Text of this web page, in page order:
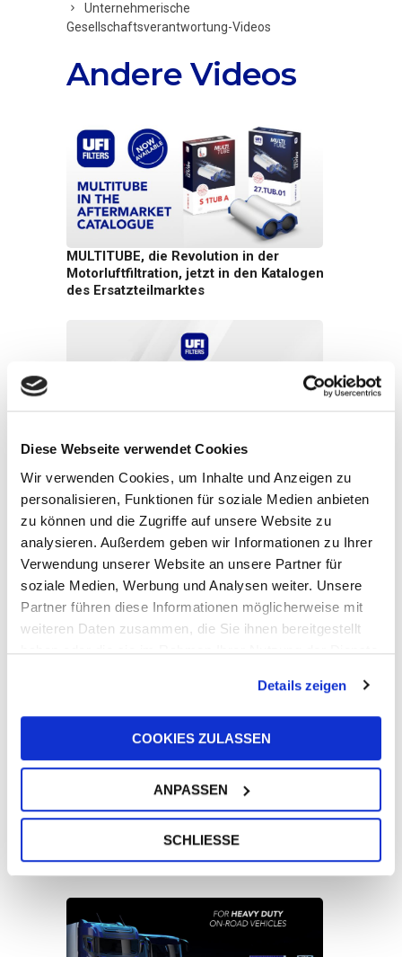
Diese Webseite verwendet Cookies
Wir verwenden Cookies, um Inhalte und Anzeigen zu
personalisieren, Funktionen für soziale Medien anbieten
zu können und die Zugriffe auf unsere Website zu
analysieren. Außerdem geben wir Informationen zu Ihrer
Verwendung unserer Website an unsere Partner für
soziale Medien, Werbung und Analysen weiter. Unsere
Partner führen diese Informationen möglicherweise mit
weiteren Daten zusammen, die Sie ihnen bereitgestellt
haben oder die sie im Rahmen Ihrer Nutzung der Dienste
Details zeigen
COOKIES ZULASSEN
ANPASSEN
SCHLIESSE
Unternehmerische
Gesellschaftsverantwortung-Videos
Andere Videos
MULTITUBE, die Revolution in der
Motorluftfiltration, jetzt in den Katalogen
des Ersatzteilmarktes
UFI Filters Wärmemanagementsysteme
für Alfa Romeo Tonale
Filters für E-Motoren von Renault und
Die Bedeutung der Kraftstofffiltration